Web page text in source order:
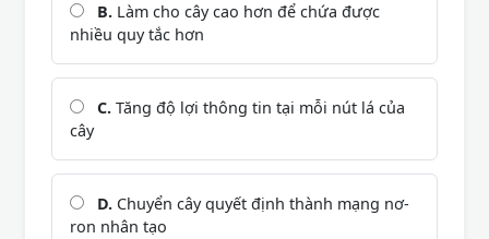
B. Làm cho cây cao hơn để chứa được
nhiều quy tắc hơn
C. Tăng độ lợi thông tin tại mỗi nút lá của
cây
D. Chuyển cây quyết định thành mạng nơ-
ron nhân tạo